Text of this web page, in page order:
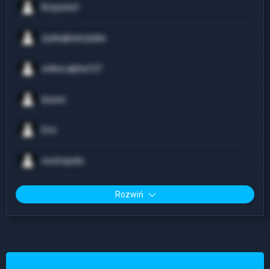
Krzysztof
zyskujbezryzyka
online.alpha127
lysyzz
noctropolis
Rozwiń